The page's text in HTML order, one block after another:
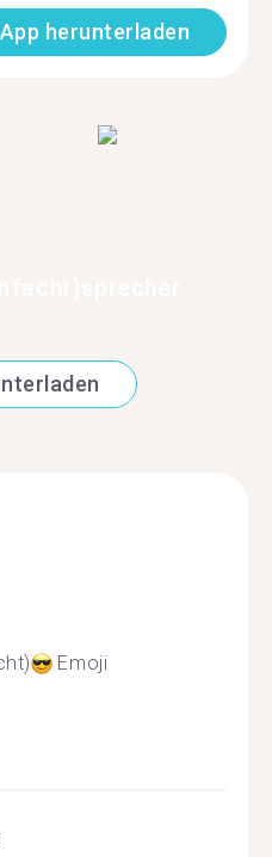
App herunterladen
Emoji